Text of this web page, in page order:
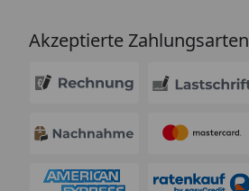
Akzeptierte Zahlungsarten